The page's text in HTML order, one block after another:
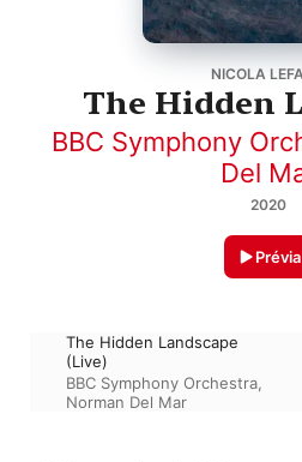
NICOLA
The Hidden
BBC Symphony
Del
2020
Prévia
The Hidden Landscape
(Live)
BBC Symphony Orchestra,
Norman Del Mar